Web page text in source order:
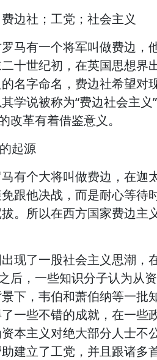
边社；工党；社会主义
马有一个将军叫做费边，
十世纪初，在英国思想界
名字命名，费边社希望对
学说被称为“费边社会主义
改革有着借鉴意义。
起源
有个大将叫做费边，在迦
跟他决战，而是耐心等待
。所以在西方国家费边主
现了一股社会主义思潮，
后，一些知识分子认为从
下，韦伯和萧伯纳等一批
一些不错的成就，在一些
本主义对绝大部分人士不
建立了工党，并且跟诸多